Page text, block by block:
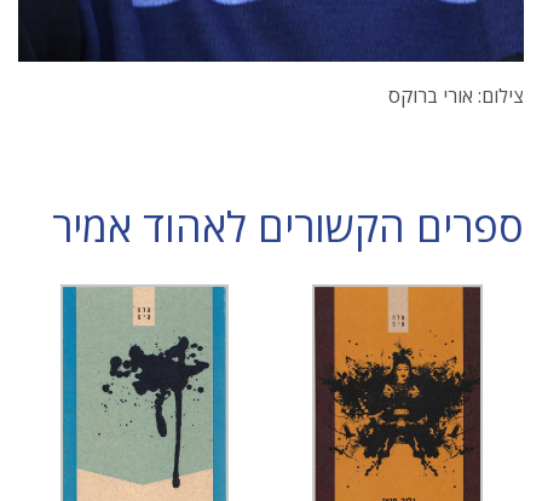
צילום: אורי ברוקס
ספרים הקשורים לאהוד אמיר